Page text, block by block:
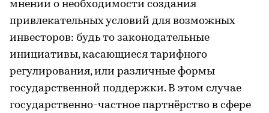
мнении о необходимости создания
привлекательных условий для возможных
инвесторов: будь то законодательные
инициативы, касающиеся тарифного
регулирования, или различные формы
государственной поддержки. В этом случае
государственно-частное партнёрство в сфере